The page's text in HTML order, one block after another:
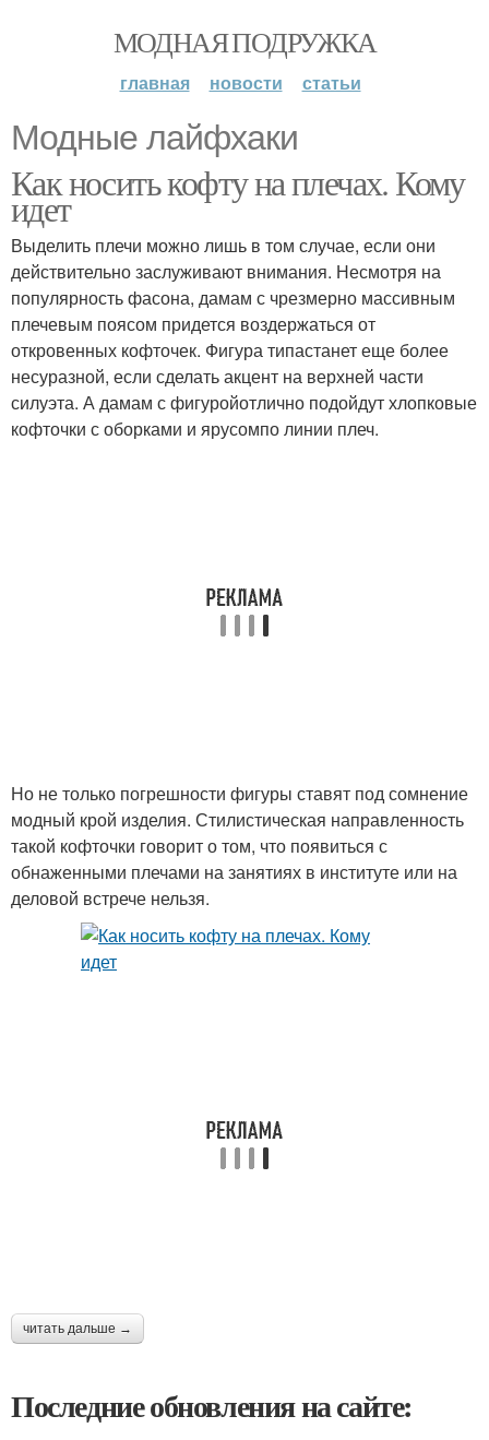
МОДНАЯ ПОДРУЖКА
главная новости статьи
Модные лайфхаки
Как носить кофту на плечах. Кому
идет
Выделить плечи можно лишь в том случае, если они
действительно заслуживают внимания. Несмотря на
популярность фасона, дамам с чрезмерно массивным
плечевым поясом придется воздержаться от
откровенных кофточек. Фигура типастанет еще более
несуразной, если сделать акцент на верхней части
силуэта. А дамам с фигуройотлично подойдут хлопковые
кофточки с оборками и ярусомпо линии плеч.
Но не только погрешности фигуры ставят под сомнение
модный крой изделия. Стилистическая направленность
такой кофточки говорит о том, что появиться с
обнаженными плечами на занятиях в институте или на
деловой встрече нельзя.
читать дальше →
Последние обновления на сайте: